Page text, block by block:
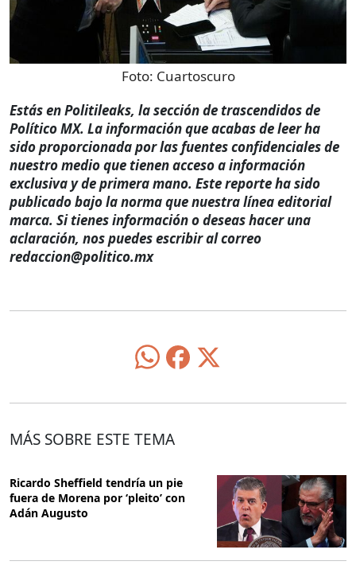
Foto: Cuartoscuro
Estás en Politileaks, la sección de trascendidos de
Político MX. La información que acabas de leer ha
sido proporcionada por las fuentes confidenciales de
nuestro medio que tienen acceso a información
exclusiva y de primera mano. Este reporte ha sido
publicado bajo la norma que nuestra línea editorial
marca. Si tienes información o deseas hacer una
aclaración, nos puedes escribir al correo
redaccion@politico.mx
MÁS SOBRE ESTE TEMA
Ricardo Sheffield tendría un pie
fuera de Morena por ‘pleito’ con
Adán Augusto